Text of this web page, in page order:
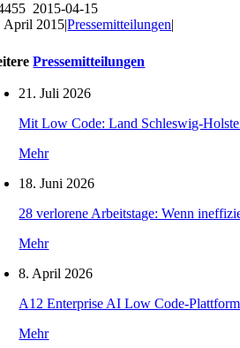
2015-04-15
April 2015|Pressemitteilungen|
Pressemitteilungen
21. Juli 2026
Mit Low Code: Land Schleswig-
Mehr
18. Juni 2026
28 verlorene Arbeitstage: Wenn
Mehr
8. April 2026
A12 Enterprise AI Low Code-
Mehr